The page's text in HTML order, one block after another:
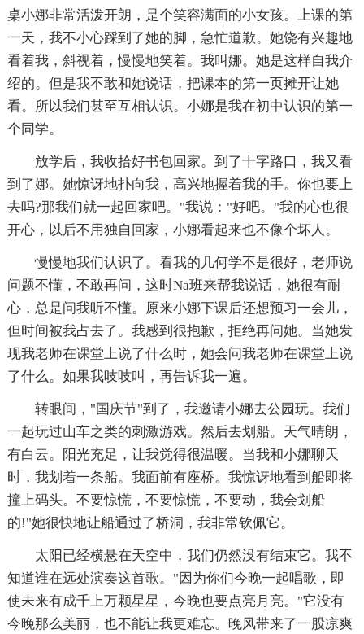
桌小娜非常活泼开朗，是个笑容满面的小女孩。上课的第
一天，我不小心踩到了她的脚，急忙道歉。她饶有兴趣地
看着我，斜视着，慢慢地笑着。我叫娜。她是这样自我介
绍的。但是我不敢和她说话，把课本的第一页摊开让她
看。所以我们甚至互相认识。小娜是我在初中认识的第一
个同学。
放学后，我收拾好书包回家。到了十字路口，我又看
到了娜。她惊讶地扑向我，高兴地握着我的手。你也要上
去吗?那我们就一起回家吧。"我说："好吧。"我的心也很
开心，以后不用独自回家，小娜看起来也不像个坏人。
慢慢地我们认识了。看我的几何学不是很好，老师说
问题不懂，不敢再问，这时Na班来帮我说话，她很有耐
心，总是问我听不懂。原来小娜下课后还想预习一会儿，
但时间被我占去了。我感到很抱歉，拒绝再问她。当她发
现我老师在课堂上说了什么时，她会问我老师在课堂上说
了什么。如果我吱吱叫，再告诉我一遍。
转眼间，"国庆节"到了，我邀请小娜去公园玩。我们
一起玩过山车之类的刺激游戏。然后去划船。天气晴朗，
有白云。阳光充足，让我觉得很温暖。当我和小娜聊天
时，我划着一条船。我面前有座桥。我惊讶地看到船即将
撞上码头。不要惊慌，不要惊慌，不要动，我会划船
的!"她很快地让船通过了桥洞，我非常钦佩它。
太阳已经横悬在天空中，我们仍然没有结束它。我不
知道谁在远处演奏这首歌。"因为你们今晚一起唱歌，即
使未来有成千上万颗星星，今晚也要点亮月亮。"它没有
今晚那么美丽，也不能让我更难忘。晚风带来了一股凉爽